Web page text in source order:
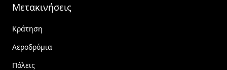
Μετακινήσεις
Κράτηση
Αεροδρόμια
Πόλεις